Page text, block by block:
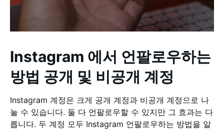
Instagram 에서 언팔로우하는
방법 공개 및 비공개 계정
Instagram 계정은 크게 공개 계정과 비공개 계정으로 나
눌 수 있습니다. 둘 다 언팔로우할 수 있지만 그 효과는 다
릅니다. 두 계정 모두 Instagram 언팔로우하는 방법을 알